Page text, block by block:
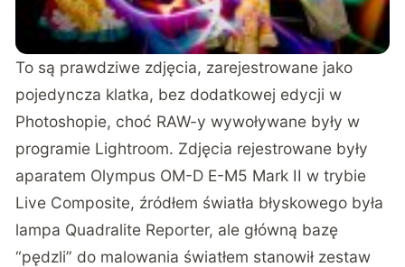
To są prawdziwe zdjęcia, zarejestrowane jako
pojedyncza klatka, bez dodatkowej edycji w
Photoshopie, choć RAW-y wywoływane były w
programie Lightroom. Zdjęcia rejestrowane były
aparatem Olympus OM-D E-M5 Mark II w trybie
Live Composite, źródłem światła błyskowego była
lampa Quadralite Reporter, ale główną bazę
“pędzli” do malowania światłem stanowił zestaw